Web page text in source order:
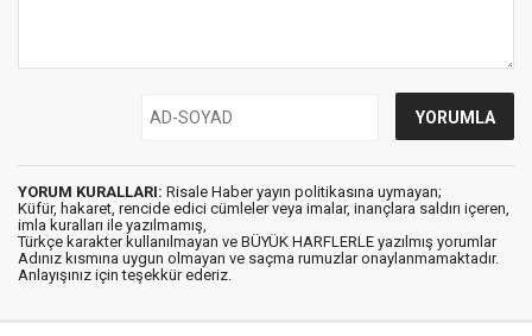
YORUM KURALLARI: Risale Haber yayın politikasına uymayan;
Küfür, hakaret, rencide edici cümleler veya imalar, inançlara saldırı içeren,
imla kuralları ile yazılmamış,
Türkçe karakter kullanılmayan ve BÜYÜK HARFLERLE yazılmış yorumlar
Adınız kısmına uygun olmayan ve saçma rumuzlar onaylanmamaktadır.
Anlayışınız için teşekkür ederiz.